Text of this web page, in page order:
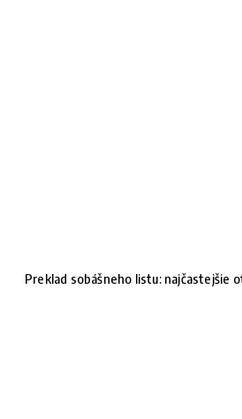
Preklad sobášneho listu: najčastejšie